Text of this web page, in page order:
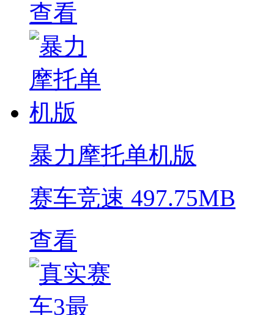
查看
暴力摩托单机版
赛车竞速 497.75MB
查看